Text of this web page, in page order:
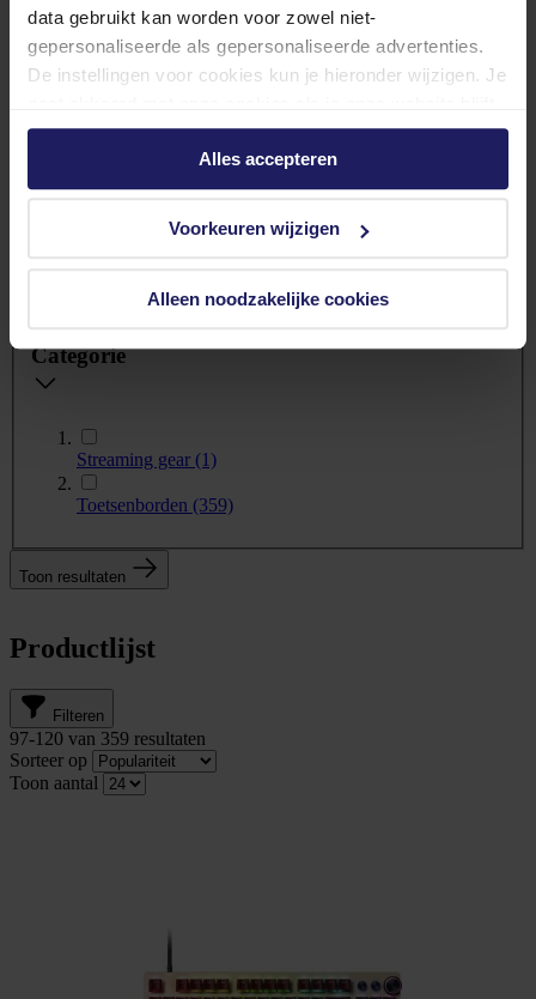
data gebruikt kan worden voor zowel niet-
gepersonaliseerde als gepersonaliseerde advertenties.
De instellingen voor cookies kun je hieronder wijzigen. Je
gebruiken.
Alles accepteren
Voorkeuren wijzigen
Alleen noodzakelijke cookies
Backlight
Ja(281)
Categorie
Streaming gear (1)
Toetsenborden (359)
Toon resultaten
Productlijst
Filteren
97-120 van 359 resultaten
Sorteer op
Toon aantal